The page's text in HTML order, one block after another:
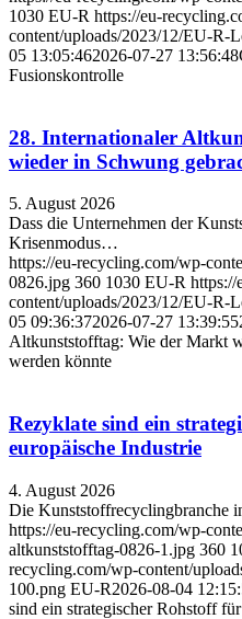
1030 EU-R https://eu-
content/uploads/2023/12/EU-R-
05 13:05:462026-07-27 13:56:48
Fusionskontrolle
28. Internationaler
wieder in Schwung
5. August 2026
Dass die Unternehmen der
Krisenmodus…
https://eu-recycling.com/wp-
0826.jpg 360 1030 EU-R https://
content/uploads/2023/12/EU-R-
05 09:36:372026-07-27 13:39:55
Altkunststofftag: Wie der Markt
werden könnte
Rezyklate sind ein
europäische Industrie
4. August 2026
Die Kunststoffrecyclingbranche
https://eu-recycling.com/wp-
altkunststofftag-0826-1.jpg 360
recycling.com/wp-content/
100.png EU-R2026-08-04
sind ein strategischer Rohstoff